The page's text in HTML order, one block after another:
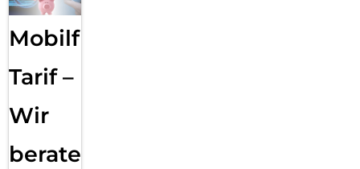
Mobilfunk
Tarif –
Wir
beraten